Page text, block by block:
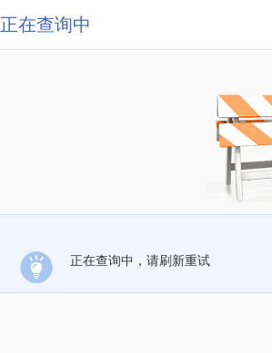
正在查询中
正在查询中，请刷新重试